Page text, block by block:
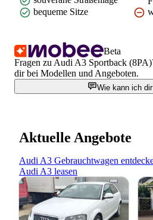
bequeme Sitze
Beta
Fragen zu Audi A3 Sportback
dir bei Modellen und Angeboten.
Wie kann ich
Aktuelle Angebote
Audi A3 Gebrauchtwagen
Audi A3 leasen